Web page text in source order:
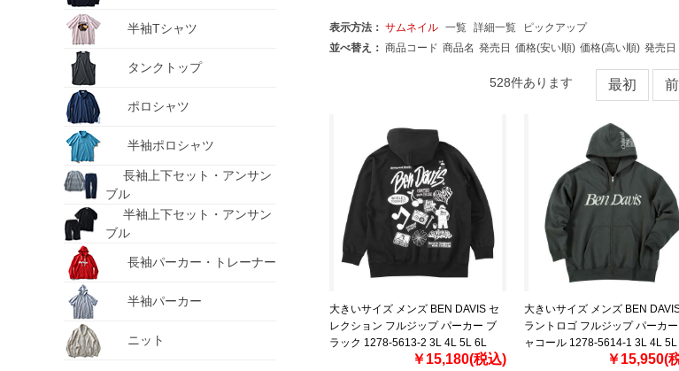
半袖Tシャツ
タンクトップ
ポロシャツ
半袖ポロシャツ
長袖上下セット・アンサン
ブル
半袖上下セット・アンサン
ブル
長袖パーカー・トレーナー
半袖パーカー
ニット
表示方法： サムネイル 一覧 詳細一覧
ピックアップ
並べ替え： 商品コード 商品名 発売日 価格(安い順) 価格(高い順) 発売日
528件あります 最初 前
大きいサイズ メンズ BEN DAVIS セ
レクション フルジップ パーカー ブ
ラック 1278-5613-2 3L 4L 5L 6L
￥15,180(税込)
大きいサイズ メンズ BEN
ラントロゴ フルジップ パーカ
ャコール 1278-5614-1 3L 4L
￥15,950(